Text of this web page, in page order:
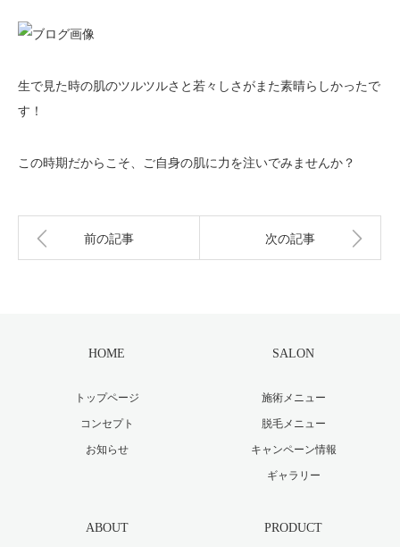
生で見た時の肌のツルツルさと若々しさがまた素晴らしかったで
す！
この時期だからこそ、ご自身の肌に力を注いでみませんか？
前の記事 次の記事
HOME
トップページ
コンセプト
お知らせ
SALON
施術メニュー
脱毛メニュー
キャンペーン情報
ギャラリー
ABOUT PRODUCT